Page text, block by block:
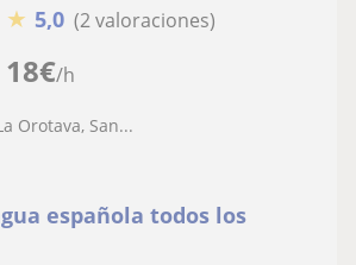
18€/h
★ 5,0 (2 valoraciones)
Orotava, San...
española todos los